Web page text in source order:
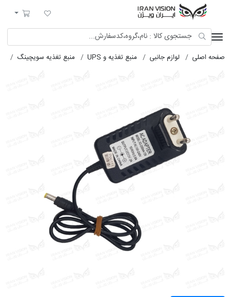
لیست مورد علاقه
سبد خرید
صفحه اصلی لوازم جانبی منبع تغذیه و UPS منبع تغذیه سویچینگ